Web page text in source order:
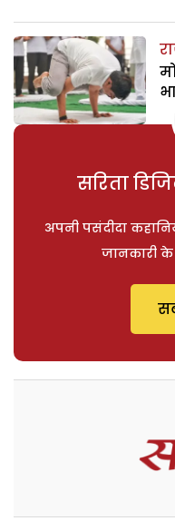
सरिता
अपनी पसंदीदा
जानकारी